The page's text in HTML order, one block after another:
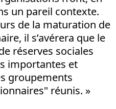
un pareil contexte.
de la maturation de
il s’avérera que le
réserves sociales
importantes et
groupements
réunis. »